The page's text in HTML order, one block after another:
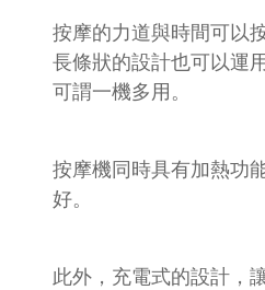
按摩的力道與時間可以
長條狀的設計也可以運
可謂一機多用。
按摩機同時具有加熱功
好。
此外，充電式的設計，